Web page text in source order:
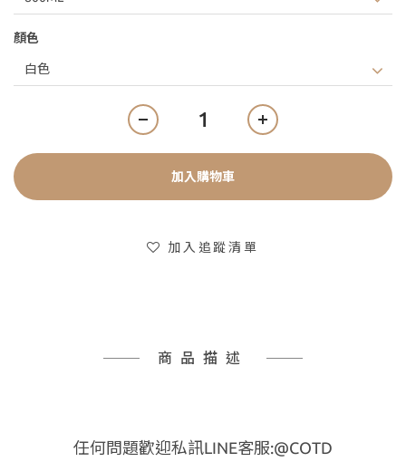
顏色
加入購物車
加入追蹤清單
商品描述
任何問題歡迎私訊LINE客服:@COTD